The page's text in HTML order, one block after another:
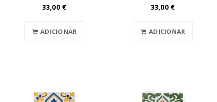
33,00 €
ADICIONAR
33,00 €
ADICIONAR